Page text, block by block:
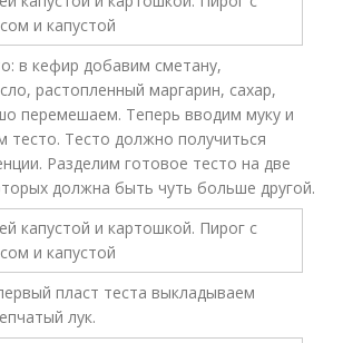
в кефир добавим сметану,
растопленный маргарин, сахар,
перемешаем. Теперь вводим муку и
тесто. Тесто должно получиться
Разделим готовое тесто на две
должна быть чуть больше другой.
пласт теста выкладываем
лук.